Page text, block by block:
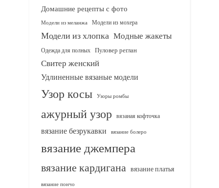
Домашние рецепты с фото
Модели из меланжа Модели из мохера
Модели из хлопка Модные жакеты
Одежда для полных Пуловер реглан
Свитер женский
Удлиненные вязаные модели
Узор косы Узоры ромбы
ажурный узор вязаная кофточка
вязание безрукавки вязание болеро
вязание джемпера
вязание кардигана вязание платья
вязание пончо